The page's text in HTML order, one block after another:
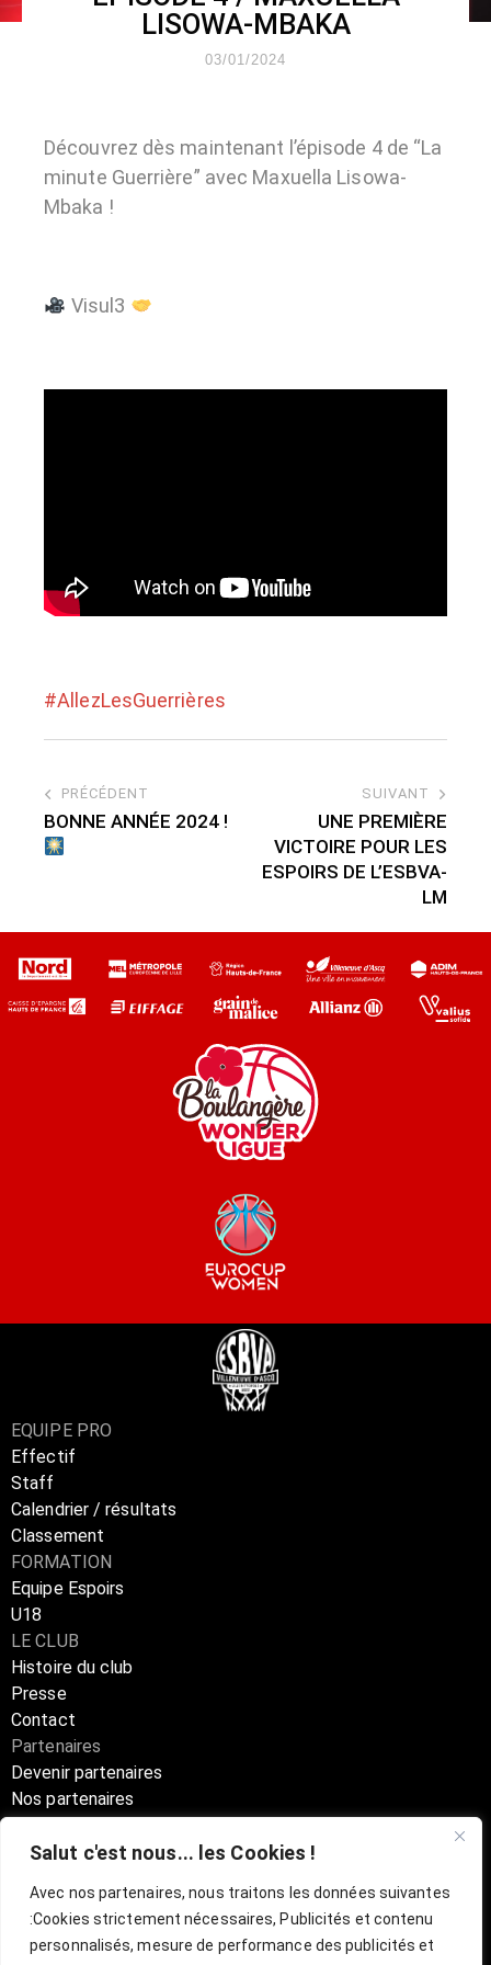
Salut c'est nous... les Cookies !
Avec nos partenaires, nous traitons les données suivantes
:Cookies strictement nécessaires, Publicités et contenu
personnalisés, mesure de performance des publicités et
LISOWA-MBAKA
03/01/2024
Découvrez dès maintenant l’épisode 4 de “La
minute Guerrière” avec Maxuella Lisowa-
Mbaka !
Visul3
#AllezLesGuerrières
PRÉCÉDENT
BONNE ANNÉE 2024 !
SUIVANT
UNE PREMIÈRE
VICTOIRE POUR LES
ESPOIRS DE L’ESBVA-
LM
EQUIPE PRO
Effectif
Staff
Calendrier / résultats
Classement
FORMATION
Equipe Espoirs
U18
LE CLUB
Histoire du club
Presse
Contact
Partenaires
Devenir partenaires
Nos partenaires
Billetterie Officielle ESBVA-LM